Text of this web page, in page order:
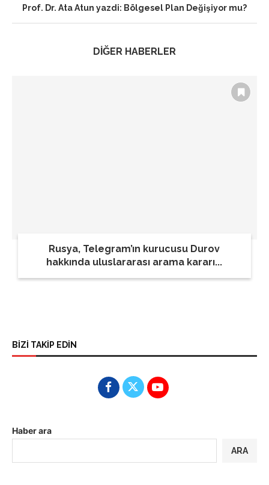
Prof. Dr. Ata Atun yazdi: Bölgesel Plan Değişiyor mu?
DİĞER HABERLER
Rusya, Telegram’ın kurucusu Durov
hakkında uluslararası arama kararı...
BİZİ TAKİP EDİN
Haber ara
ARA